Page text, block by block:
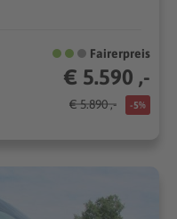
Fairerpreis
€ 5.590 ,-
€ 5.890 ,- -5%